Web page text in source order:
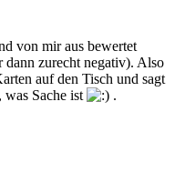
von mir aus bewertet
dann zurecht negativ). Also
auf den Tisch und sagt
Sache ist
.